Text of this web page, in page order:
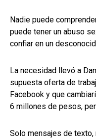
Nadie puede
puede tener un abuso
confiar en un
La necesidad llevó a
supuesta oferta de
Facebook y que
6 millones de pesos,
Solo mensajes de